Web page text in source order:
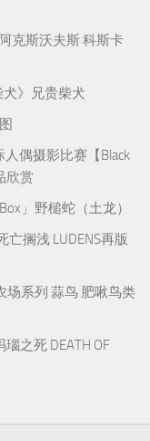
克斯沃夫斯 科斯卡
犬》兄贵柴犬
人偶摄影比赛【Black
欣赏
」野槌蛇（土龙）
亡搁浅 LUDENS再版
场系列 蒜鸟 肥啾鸟类
瑙之死 DEATH OF